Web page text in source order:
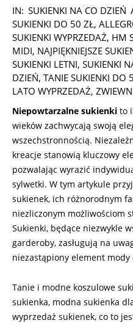
2024-
11-
05
IN: SUKIENKI NA CO DZIEŃ
SUKIENKI DO 50 ZŁ,
SUKIENKI WYPRZEDAŻ, HM
MIDI, NAJPIĘKNIEJSZE
SUKIENKI LETNI, SUKIENKI
DZIEŃ, TANIE SUKIENKI DO
LATO WYPRZEDAŻ,
Niepowtarzalne sukienki to
wieków zachwycają swoją
wszechstronnością.
kreacje stanowią kluczowy
pozwalając wyrazić
sylwetki. W tym artykule
sukienek, ich różnorodnym
niezliczonym możliwościom
Sukienki, będące niezwykle
garderoby, zasługują na
niezastąpiony element mody
Tanie i modne koszulowe
sukienka, modna sukienka
wyprzedaż sukienek, co to